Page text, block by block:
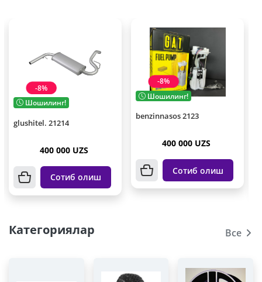
-8%
Шошилинг!
glushitel. 21214
400 000 UZS
Сотиб олиш
-8%
Шошилинг!
benzinnasos 2123
400 000 UZS
Сотиб олиш
Категориялар Все